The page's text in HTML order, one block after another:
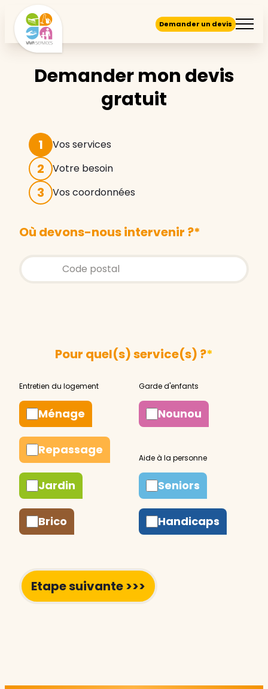
Demander un devis
Demander mon devis
gratuit
1 Vos services
2 Votre besoin
3 Vos coordonnées
Où devons-nous intervenir ?*
Store locator global - Autocompletion
Rechercher
Pour quel(s) service(s) ?*
Ménage
Repassage
Jardin
Brico
Nounou
Seniors
Handicaps